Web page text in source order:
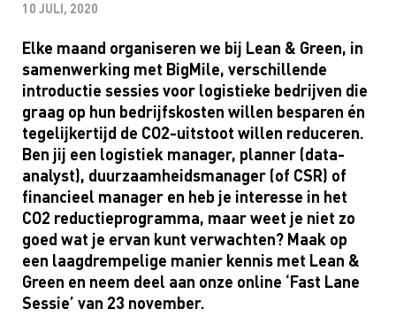
10 JULI, 2020
Elke maand organiseren we bij Lean & Green, in
samenwerking met BigMile, verschillende
introductie sessies voor logistieke bedrijven die
graag op hun bedrijfskosten willen besparen én
tegelijkertijd de CO2-uitstoot willen reduceren.
Ben jij een logistiek manager, planner (data-
analyst), duurzaamheidsmanager (of CSR) of
financieel manager en heb je interesse in het
CO2 reductieprogramma, maar weet je niet zo
goed wat je ervan kunt verwachten? Maak op
een laagdrempelige manier kennis met Lean &
Green en neem deel aan onze online ‘Fast Lane
Sessie’ van 23 november.